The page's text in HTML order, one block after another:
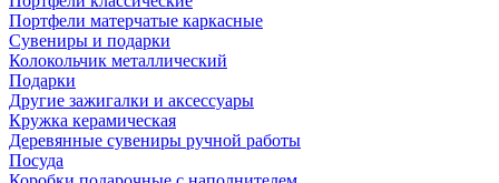
Портфели матерчатые каркасные
Сувениры и подарки
Колокольчик металлический
Подарки
Другие зажигалки и аксессуары
Кружка керамическая
Деревянные сувениры ручной работы
Посуда